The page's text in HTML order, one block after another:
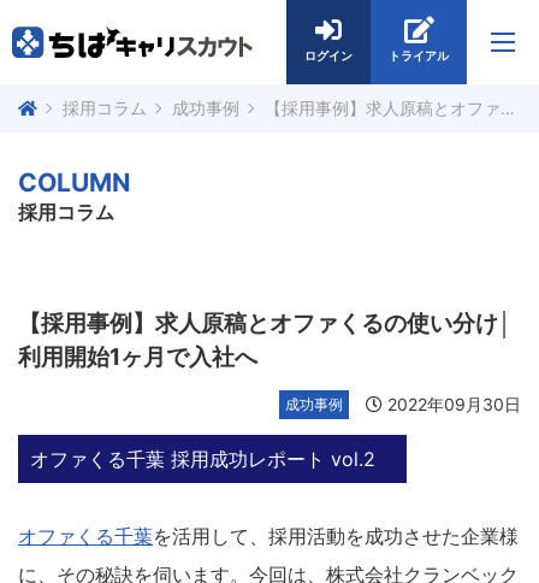
ログイン トライアル
採用コラム 成功事例 【採用事例】求人原稿とオファくるの使い分け│利用開始1ヶ月で入社へ
COLUMN
採用コラム
【採用事例】求人原稿とオファくるの使い分け│
利用開始1ヶ月で入社へ
成功事例 2022年09月30日
オファくる千葉 採用成功レポート vol.2
オファくる千葉を活用して、採用活動を成功させた企業様
に、その秘訣を伺います。今回は、株式会社クランベック